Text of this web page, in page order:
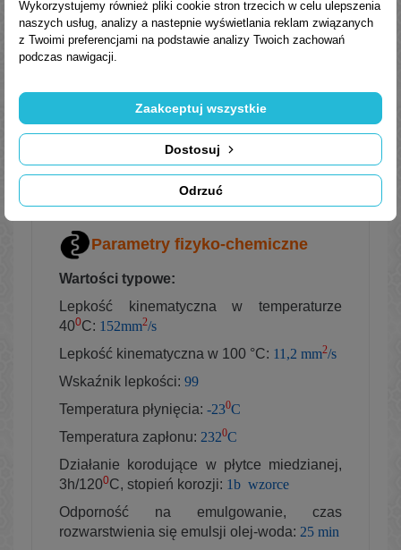
itp.).
Normy, aprobaty, specyfikacje
DIN 51517 cz. 3 CLP
ISO 6743-6 L-CKD
AGMA/ANSI 9005-E02
Parametry fizyko-chemiczne
Wartości typowe:
Lepkość kinematyczna w temperaturze
400C: 152mm2/s
​Lepkość kinematyczna w 100 °C: 11,2 mm2/s
Wskaźnik lepkości: 99
Temperatura płynięcia: -230C
Temperatura zapłonu: 2320C
Działanie korodujące w płytce miedzianej,
3h/1200C, stopień korozji: 1b wzorce
Odporność na emulgowanie, czas
rozwarstwienia się emulsji olej-woda: 25 min
Wykorzystujemy również pliki cookie stron trzecich w celu ulepszenia
naszych usług, analizy a nastepnie wyświetlania reklam związanych
z Twoimi preferencjami na podstawie analizy Twoich zachowań
podczas nawigacji.
Odrzuć
Dostosuj
Zaakceptuj wszystkie